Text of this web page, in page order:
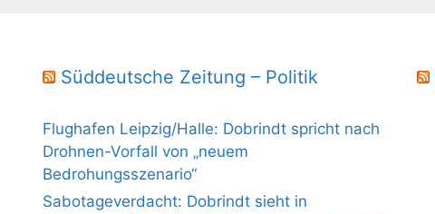
Süddeutsche Zeitung – Politik
Flughafen Leipzig/Halle: Dobrindt spricht nach
Drohnen-Vorfall von „neuem
Bedrohungsszenario“
Sabotageverdacht: Dobrindt sieht in